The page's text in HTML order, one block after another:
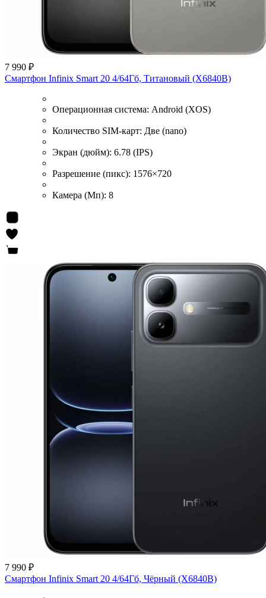
7 990 ₽
Смартфон Infinix Smart 20 4/64Гб, Титановый (X6840B)
Операционная система: Android (XOS)
Количество SIM-карт: Две (nano)
Экран (дюйм): 6.78 (IPS)
Разрешение (пикс): 1576×720
Камера (Мп): 8
7 990 ₽
Смартфон Infinix Smart 20 4/64Гб, Чёрный (X6840B)